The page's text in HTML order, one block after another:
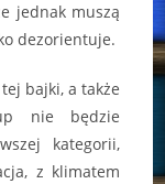
jednak muszą
dezorientuje.
bajki, a także
nie będzie
kategorii,
z klimatem